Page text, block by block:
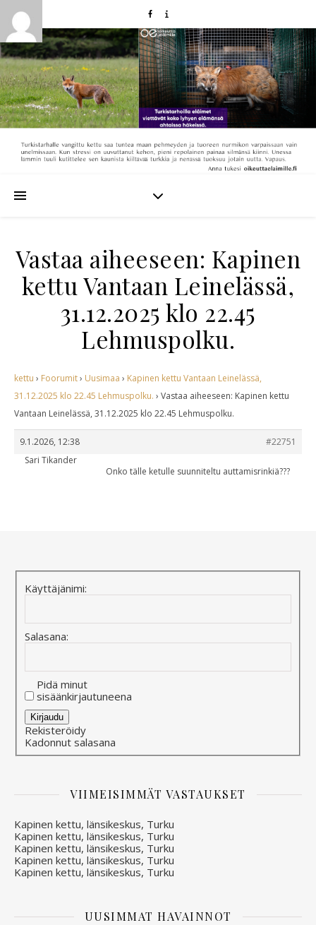
Vastaa aiheeseen: Kapinen
kettu Vantaan Leinelässä,
31.12.2025 klo 22.45
Lehmuspolku.
kettu › Foorumit› Uusimaa › Kapinen kettu Vantaan Leinelässä,
31.12.2025 klo 22.45 Lehmuspolku. › Vastaa aiheeseen: Kapinen kettu
Vantaan Leinelässä, 31.12.2025 klo 22.45 Lehmuspolku.
9.1.2026, 12:38
#22751
Sari Tikander
Onko tälle ketulle suunniteltu auttamisrinkiä???
Käyttäjänimi:
Salasana:
Pidä minut
sisäänkirjautuneena
Alternative:
Kirjaudu
Rekisteröidy
Kadonnut salasana
VIIMEISIMMÄT VASTAUKSET
Kapinen kettu, länsikeskus, Turku
Kapinen kettu, länsikeskus, Turku
Kapinen kettu, länsikeskus, Turku
Kapinen kettu, länsikeskus, Turku
Kapinen kettu, länsikeskus, Turku
UUSIMMAT HAVAINNOT